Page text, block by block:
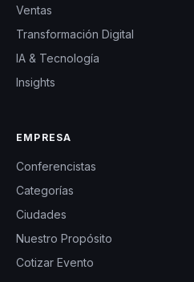
Ventas
Transformación Digital
IA & Tecnología
Insights
EMPRESA
Conferencistas
Categorías
Ciudades
Nuestro Propósito
Cotizar Evento